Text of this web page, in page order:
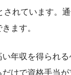
されています。
ます。
年収を得られる
けで資格手当